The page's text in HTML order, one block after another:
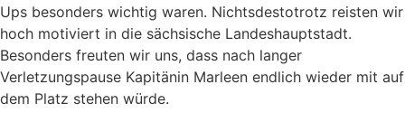
Ups besonders wichtig waren. Nichtsdestotrotz reisten wir
hoch motiviert in die sächsische Landeshauptstadt.
Besonders freuten wir uns, dass nach langer
Verletzungspause Kapitänin Marleen endlich wieder mit auf
dem Platz stehen würde.